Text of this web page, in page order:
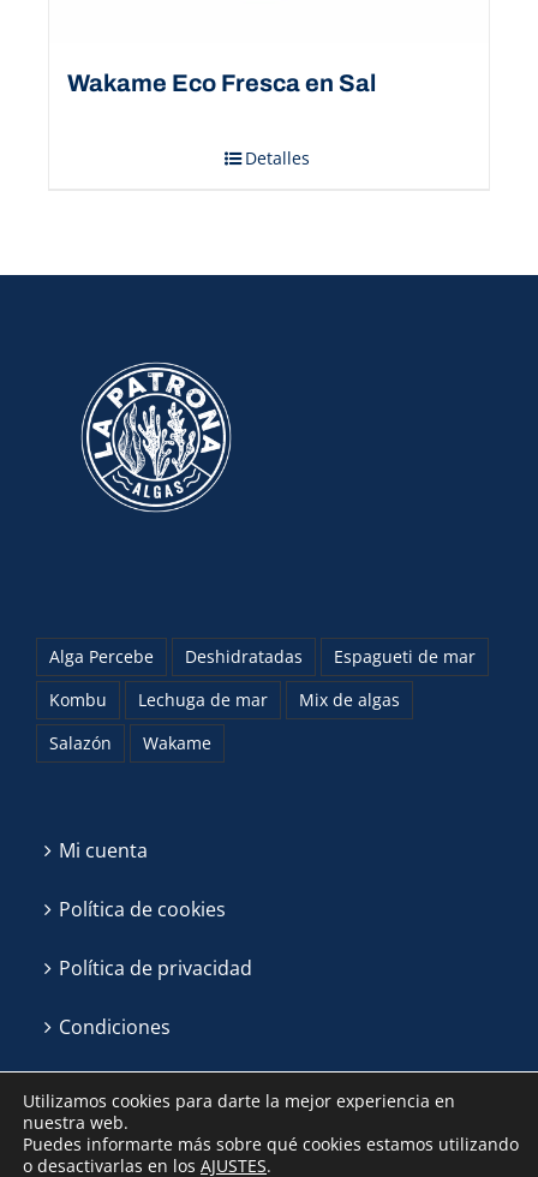
Wakame Eco Fresca en Sal
Detalles
Alga Percebe Deshidratadas
Espagueti de mar
Kombu
Lechuga de mar
Mix de algas
Salazón
Wakame
Mi cuenta
Política de cookies
Política de privacidad
Condiciones
Utilizamos cookies para darte la mejor experiencia en
nuestra web.
Puedes informarte más sobre qué cookies estamos utilizando
o desactivarlas en los AJUSTES.